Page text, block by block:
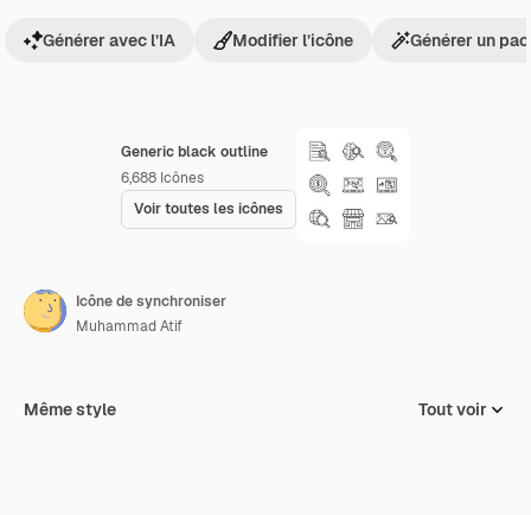
Generic black outline
6,688 Icônes
Voir toutes les icônes
Générer avec l’IA Modifier l’icône Générer un
Icône de synchroniser
Muhammad Atif
Même style Tout voir